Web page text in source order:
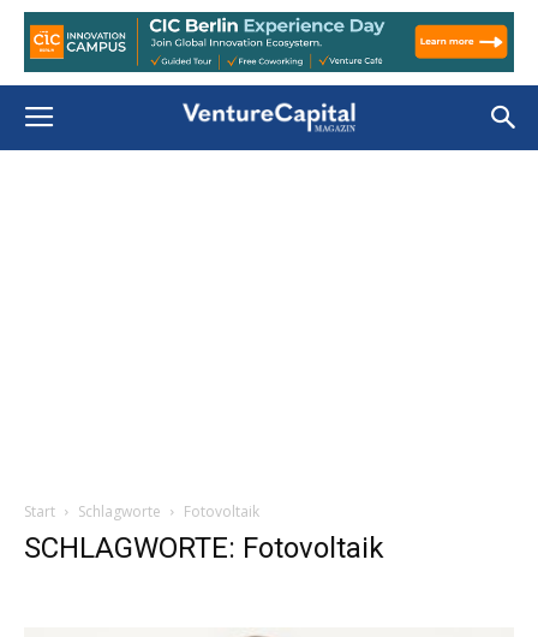
Start Schlagworte Fotovoltaik
SCHLAGWORTE: Fotovoltaik